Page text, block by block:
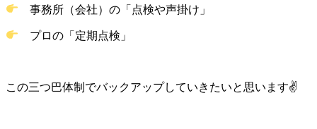
事務所（会社）の「点検や声掛け」
プロの「定期点検」
この三つ巴体制でバックアップしていきたいと思います✌️